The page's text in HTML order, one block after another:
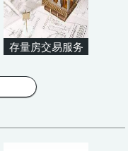
存量房交易服务